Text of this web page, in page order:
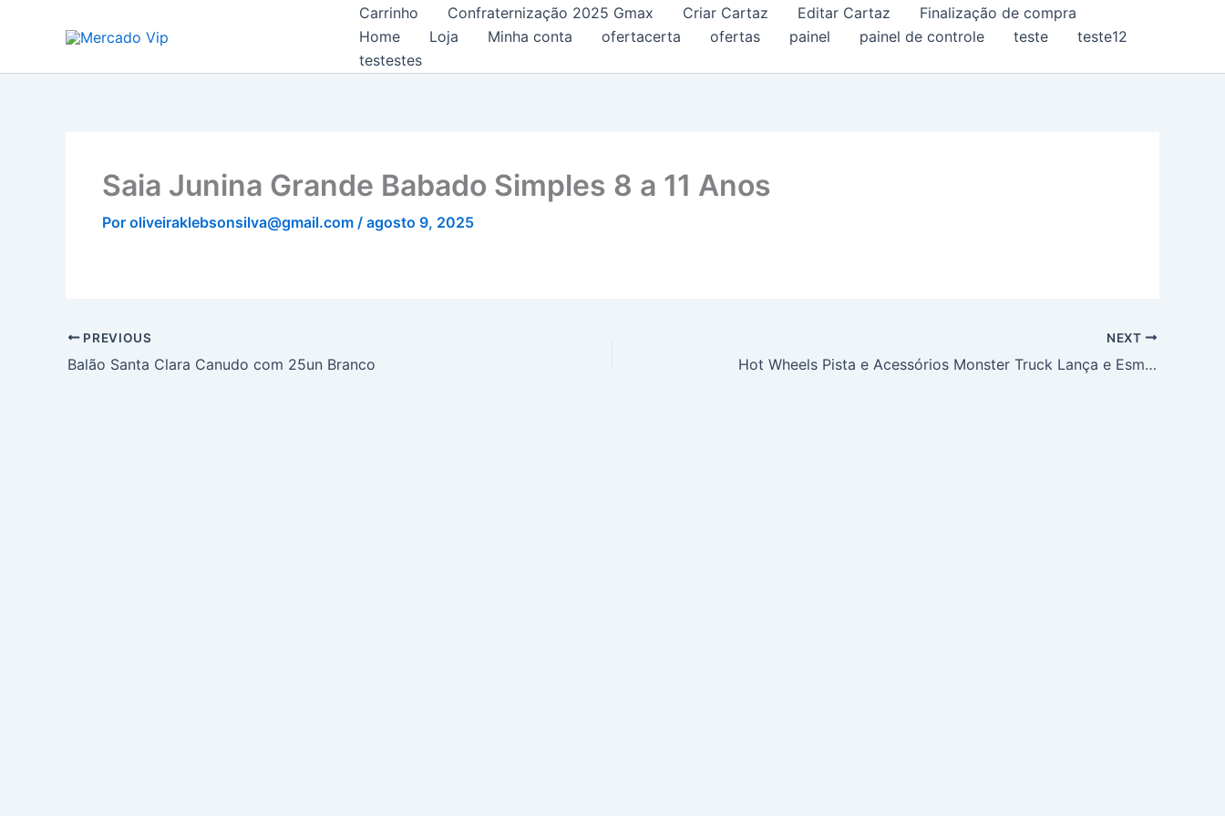
Carrinho Confraternização 2025 Gmax Criar Cartaz Editar Cartaz
Finalização de compra
Home
Loja Minha conta ofertacerta ofertas painel painel de controle teste
teste12
testestes
Saia Junina Grande Babado Simples 8 a 11 Anos
Por oliveiraklebsonsilva@gmail.com / agosto 9, 2025
PREVIOUS
Balão Santa Clara Canudo com 25un Branco
NEXT
Hot Wheels Pista e Acessórios Monster Truck Lança e Esmaga